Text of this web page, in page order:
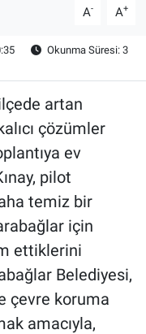
A- A+
Okunma Süresi: 3
artan
çözümler
ev
pilot
temiz bir
için
ettiklerini
Belediyesi,
çevre koruma
amacıyla,